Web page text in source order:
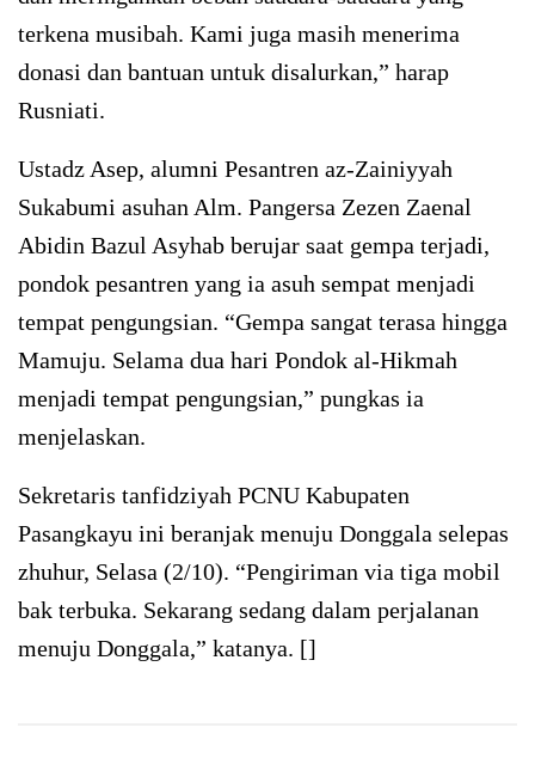
terkena musibah. Kami juga masih menerima
donasi dan bantuan untuk disalurkan,” harap
Rusniati.
Ustadz Asep, alumni Pesantren az-Zainiyyah
Sukabumi asuhan Alm. Pangersa Zezen Zaenal
Abidin Bazul Asyhab berujar saat gempa terjadi,
pondok pesantren yang ia asuh sempat menjadi
tempat pengungsian. “Gempa sangat terasa hingga
Mamuju. Selama dua hari Pondok al-Hikmah
menjadi tempat pengungsian,” pungkas ia
menjelaskan.
Sekretaris tanfidziyah PCNU Kabupaten
Pasangkayu ini beranjak menuju Donggala selepas
zhuhur, Selasa (2/10). “Pengiriman via tiga mobil
bak terbuka. Sekarang sedang dalam perjalanan
menuju Donggala,” katanya. []